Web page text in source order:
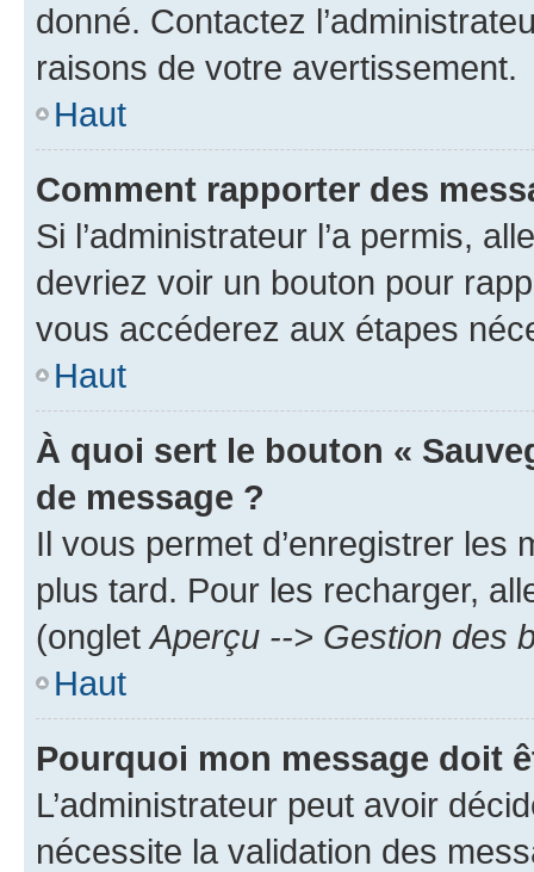
donné. Contactez
raisons de votre avertissement.
Haut
Comment rapporter des
Si l’administrateur l’a permis,
devriez voir un bouton pour
vous accéderez aux étapes
Haut
À quoi sert le bouton «
de message ?
Il vous permet d’enregistrer
plus tard. Pour les recharger,
(ongletAperçu --> Gestion des
Haut
Pourquoi mon message doit
L’administrateur peut avoir
nécessite la validation des